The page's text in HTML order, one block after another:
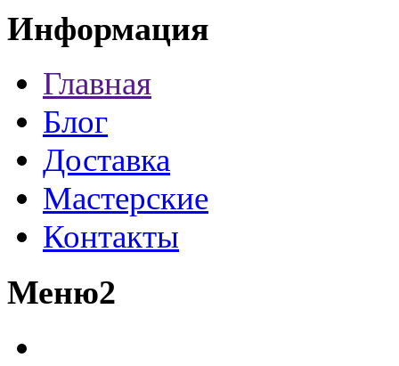
Информация
Главная
Блог
Доставка
Мастерские
Контакты
Меню2